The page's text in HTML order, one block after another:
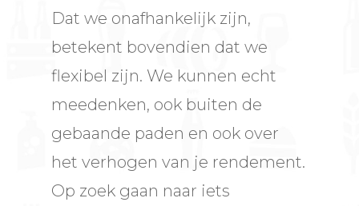
Dat we onafhankelijk zijn,
betekent bovendien dat we
flexibel zijn. We kunnen echt
meedenken, ook buiten de
gebaande paden en ook over
het verhogen van je rendement.
Op zoek gaan naar iets